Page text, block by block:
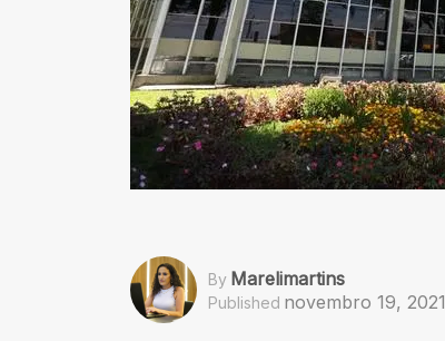
By Marelimartins
Published novembro 19, 2021